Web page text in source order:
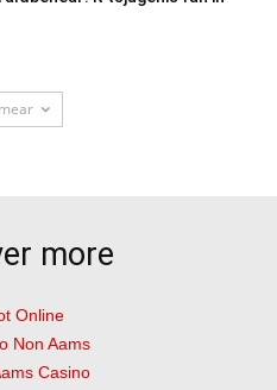
more
Online
Non Aams
Casino